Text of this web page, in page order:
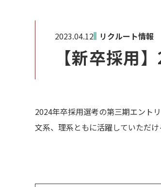
2023.04.12 リクルート情報
【新卒採用
2024年卒採用選考の第三期エント
文系、理系ともに活躍していただ